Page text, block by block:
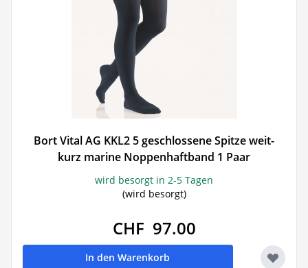
Bort Vital AG KKL2 5 geschlossene Spitze weit-
kurz marine Noppenhaftband 1 Paar
wird besorgt in 2-5 Tagen
(wird besorgt)
CHF 97.00
In den Warenkorb